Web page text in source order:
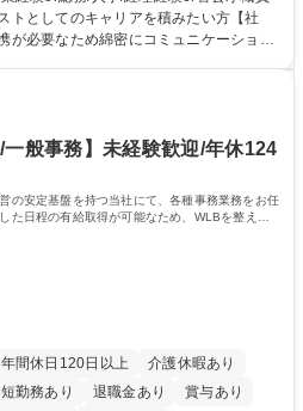
当公社の運営に係る管理業務 ■収益部
、新宿駅西口広場の「イベントコーナ
アー事業 ※入社後は上記いずれかの部門
務 募集職種 【都庁グル
均9時間未満／有給年平均16日取得
トとしてのキャリアを積みたい方【社
が必要なため綿密にコミュニケーション
きます。 ■様々なプロジェクト：駐車場
置された照明を兼ねた広告「ブライトサ
業収益を生み出す活動を積極的に行って
般事務】未経験歓迎/年休124
の安定基盤を持つ当社にて、各種事務業務をお任
た日程の有給取得が可能なため、WLBを整えた
年間休日120日以上
介護休暇あり
勤務あり 退職金あり
賞与あり